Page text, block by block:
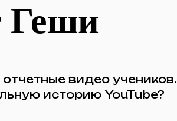
Геши
видео учеников.
историю YouTube?